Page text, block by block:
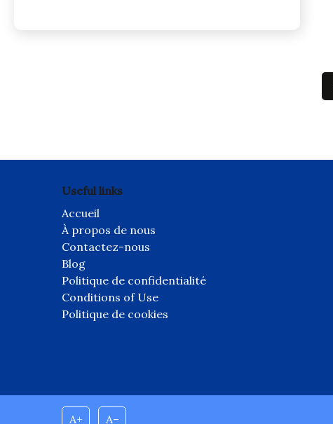
Useful links
Accueil
À propos de nous
Contactez-nous
Blog
Politique de confidentialité
Conditions of Use
Politique de cookies
A+ A–